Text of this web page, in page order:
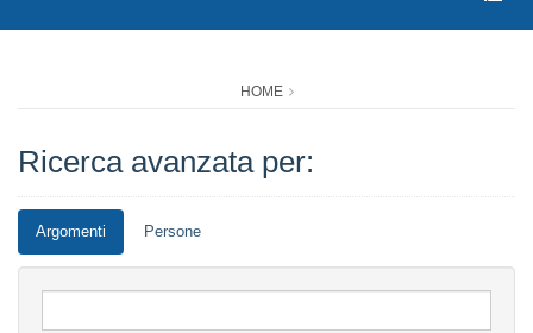
HOME
Ricerca avanzata per:
Argomenti Persone